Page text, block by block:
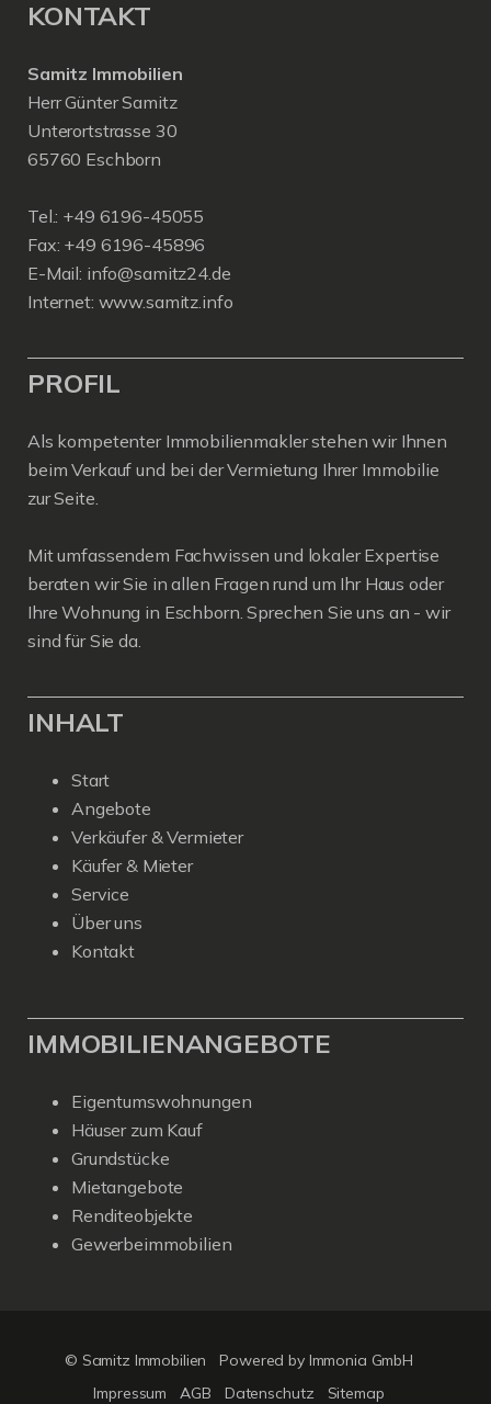
KONTAKT
Samitz Immobilien
Herr Günter Samitz
Unterortstrasse 30
65760 Eschborn
Tel.: +49 6196-45055
Fax: +49 6196-45896
E-Mail: info@samitz24.de
Internet: www.samitz.info
PROFIL
Als kompetenter Immobilienmakler stehen wir Ihnen
beim Verkauf und bei der Vermietung Ihrer Immobilie
zur Seite.
Mit umfassendem Fachwissen und lokaler Expertise
beraten wir Sie in allen Fragen rund um Ihr Haus oder
Ihre Wohnung in Eschborn. Sprechen Sie uns an - wir
sind für Sie da.
INHALT
Start
Angebote
Verkäufer & Vermieter
Käufer & Mieter
Service
Über uns
Kontakt
IMMOBILIENANGEBOTE
Eigentumswohnungen
Häuser zum Kauf
Grundstücke
Mietangebote
Renditeobjekte
Gewerbeimmobilien
© Samitz Immobilien
Powered by Immonia GmbH
Impressum
AGB Datenschutz Sitemap